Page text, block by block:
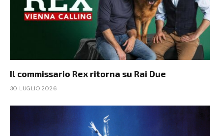
Il commissario Rex ritorna su Rai Due
30 LUGLIO 2026